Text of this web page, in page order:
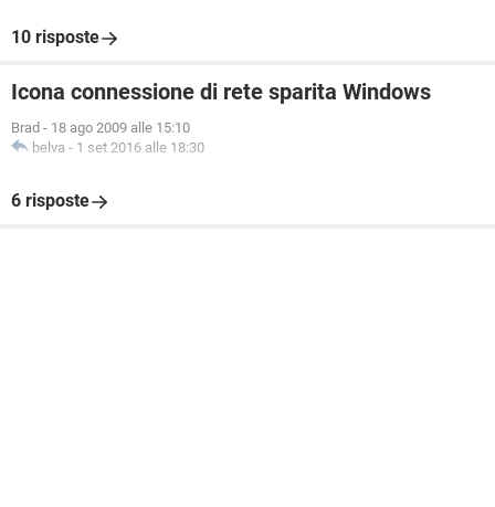
10 risposte
Icona connessione di rete sparita Windows
Brad - 18 ago 2009 alle 15:10
belva - 1 set 2016 alle 18:30
6 risposte